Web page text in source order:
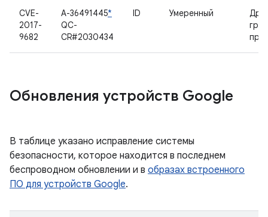
CVE-
2017-
9682
A-36491445*
QC-
CR#2030434
ID Умеренный
Обновления устройств Google
В таблице указано исправление системы
безопасности, которое находится в последнем
беспроводном обновлении и в образах встроенного
ПО для устройств Google.